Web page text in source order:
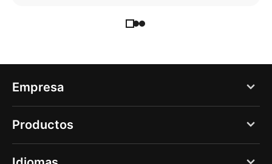
Empresa
Blog
Acerca de nosotros
Productos
PDF Expert